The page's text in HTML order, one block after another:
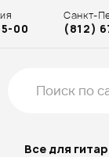
00
Санкт-
(812)
Все для гитар